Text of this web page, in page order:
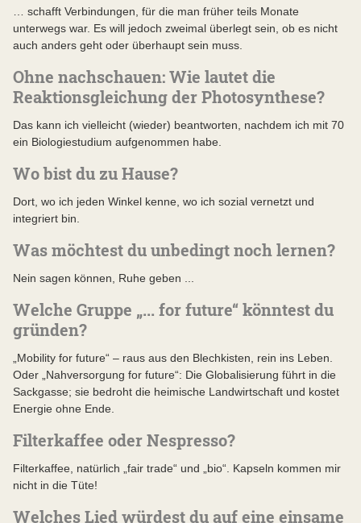
… schafft Verbindungen, für die man früher teils Monate
unterwegs war. Es will jedoch zweimal überlegt sein, ob es nicht
auch anders geht oder überhaupt sein muss.
Ohne nachschauen: Wie lautet die
Reaktionsgleichung der Photosynthese?
Das kann ich vielleicht (wieder) beantworten, nachdem ich mit 70
ein Biologiestudium aufgenommen habe.
Wo bist du zu Hause?
Dort, wo ich jeden Winkel kenne, wo ich sozial vernetzt und
integriert bin.
Was möchtest du unbedingt noch lernen?
Nein sagen können, Ruhe geben ...
Welche Gruppe „... for future“ könntest du
gründen?
„Mobility for future“ – raus aus den Blechkisten, rein ins Leben.
Oder „Nahversorgung for future“: Die Globalisierung führt in die
Sackgasse; sie bedroht die heimische Landwirtschaft und kostet
Energie ohne Ende.
Filterkaffee oder Nespresso?
Filterkaffee, natürlich „fair trade“ und „bio“. Kapseln kommen mir
nicht in die Tüte!
Welches Lied würdest du auf eine einsame